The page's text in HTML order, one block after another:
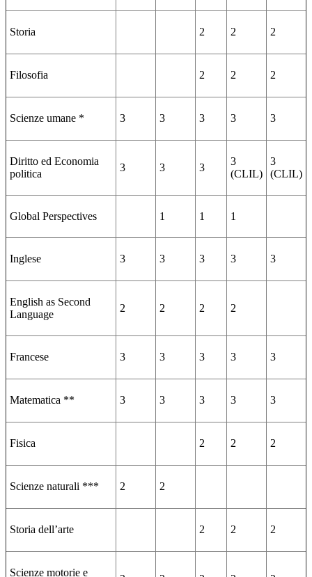
Storia 2 2 2
Filosofia 2 2 2
Scienze umane * 3 3 3 3 3
Diritto ed Economia
politica
3 3 3
3
(CLIL)
3
(CLIL)
Global Perspectives 1 1 1
Inglese 3 3 3 3 3
English as Second
Language
2 2 2 2
Francese 3 3 3 3 3
Matematica ** 3 3 3 3 3
Fisica 2 2 2
Scienze naturali *** 2 2
Storia dell’arte 2 2 2
Scienze motorie e